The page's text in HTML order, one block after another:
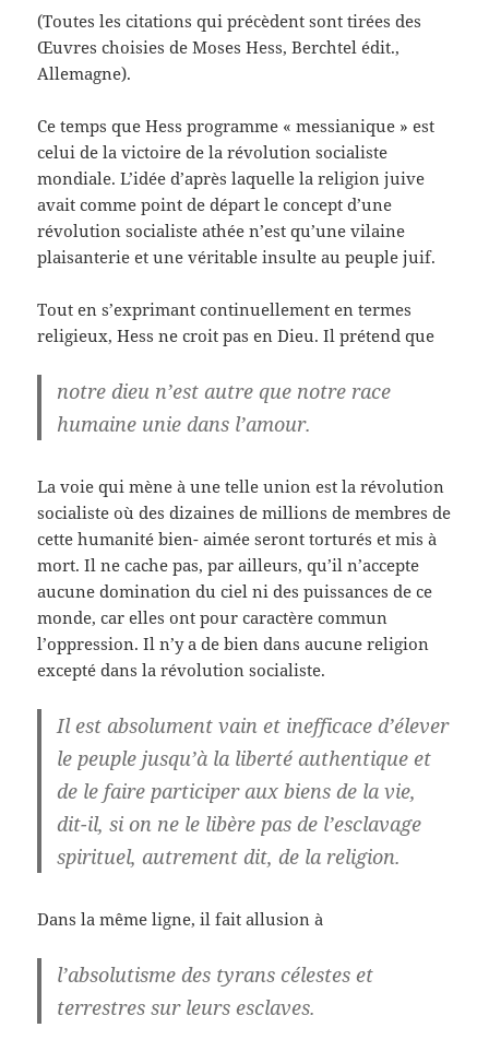
(Toutes les citations qui précèdent sont tirées des
Œuvres choisies de Moses Hess, Berchtel édit.,
Allemagne).
Ce temps que Hess programme « messianique » est
celui de la victoire de la révolution socialiste
mondiale. L’idée d’après laquelle la religion juive
avait comme point de départ le concept d’une
révolution socialiste athée n’est qu’une vilaine
plaisanterie et une véritable insulte au peuple juif.
Tout en s’exprimant continuellement en termes
religieux, Hess ne croit pas en Dieu. Il prétend que
notre dieu n’est autre que notre race
humaine unie dans l’amour.
La voie qui mène à une telle union est la révolution
socialiste où des dizaines de millions de membres de
cette humanité bien- aimée seront torturés et mis à
mort. Il ne cache pas, par ailleurs, qu’il n’accepte
aucune domination du ciel ni des puissances de ce
monde, car elles ont pour caractère commun
l’oppression. Il n’y a de bien dans aucune religion
excepté dans la révolution socialiste.
Il est absolument vain et inefficace d’élever
le peuple jusqu’à la liberté authentique et
de le faire participer aux biens de la vie,
dit-il, si on ne le libère pas de l’esclavage
spirituel, autrement dit, de la religion.
Dans la même ligne, il fait allusion à
l’absolutisme des tyrans célestes et
terrestres sur leurs esclaves.